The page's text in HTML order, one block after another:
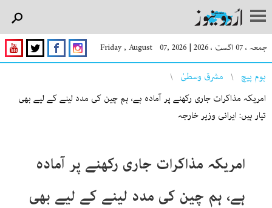
جمعہ ، 07 اگست ، 2026 |
Friday , August 07, 2026
You are here
ہوم پیچ
مشرق وسطیٰ
امریکہ مذاکرات جاری رکھنے پر آمادہ ہے، ہم چین کی مدد لینے کے لیے بھی
تیار ہیں: ایرانی وزیر خارجہ
امریکہ مذاکرات جاری رکھنے پر آمادہ
ہے، ہم چین کی مدد لینے کے لیے بھی